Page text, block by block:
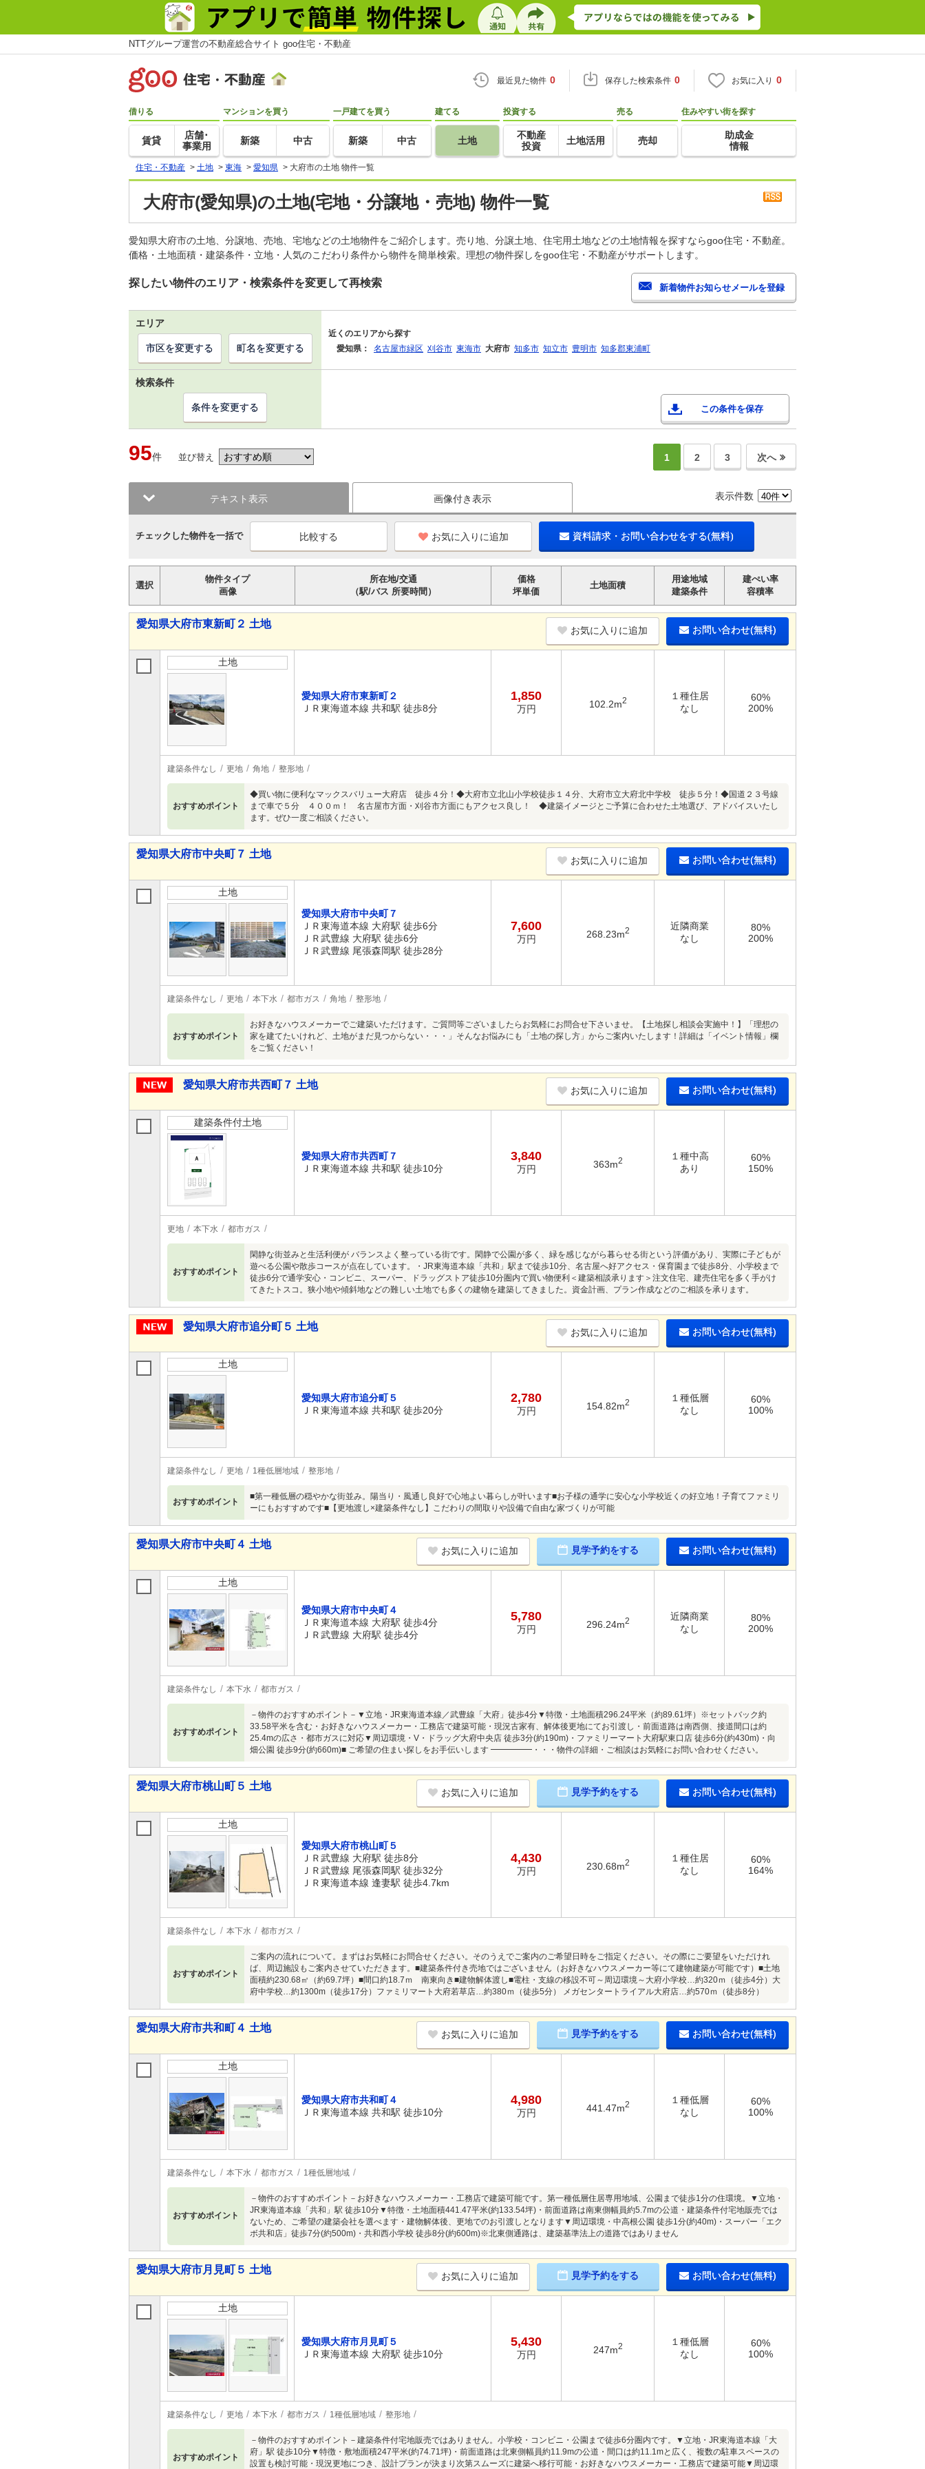
NTTグループ運営の不動産総合サイト goo住宅・不動産
最近見た物件 0 保存した検索条件 0 お気に入り 0
借りる
賃貸
店舗･
事業用
マンションを買う
新築 中古
一戸建てを買う
新築 中古
建てる
土地
投資する
不動産
投資
土地活用
売る
売却
住みやすい街を探す
助成金
情報
住宅・不動産 > 土地 > 東海 > 愛知県 > 大府市の土地 物件一覧
大府市(愛知県)の土地(宅地・分譲地・売地) 物件一覧
愛知県大府市の土地、分譲地、売地、宅地などの土地物件をご紹介します。売り地、分譲土地、住宅用土地などの土地情報を探すならgoo住宅・不動産。
価格・土地面積・建築条件・立地・人気のこだわり条件から物件を簡単検索。理想の物件探しをgoo住宅・不動産がサポートします。
探したい物件のエリア・検索条件を変更して再検索
エリア
近くのエリアから探す
愛知県：
名古屋市緑区 刈谷市 東海市 大府市 知多市 知立市 豊明市 知多郡東浦町
市区を変更する 町名を変更する
検索条件
この条件を保存
条件を変更する
95件 並び替え 1 2 3 次へ
テキスト表示 画像付き表示 表示件数
チェックした物件を一括で お気に入りに追加 資料請求・お問い合わせをする(無料)
選択
物件タイプ
画像
所在地/交通
（駅/バス 所要時間）
価格
坪単価
土地面積
用途地域
建築条件
建ぺい率
容積率
愛知県大府市東新町２ 土地
お気に入りに追加 お問い合わせ(無料)
土地
愛知県大府市東新町２
ＪＲ東海道本線 共和駅 徒歩8分
1,850
万円 102.2m2
１種住居
なし
60%
200%
建築条件なし 更地 角地 整形地
おすすめポイント
◆買い物に便利なマックスバリュー大府店 徒歩４分！◆大府市立北山小学校徒歩１４分、大府市立大府北中学校 徒歩５分！◆国道２３号線
まで車で５分 ４００ｍ！ 名古屋市方面・刈谷市方面にもアクセス良し！ ◆建築イメージとご予算に合わせた土地選び、アドバイスいたし
ます。ぜひ一度ご相談ください。
愛知県大府市中央町７ 土地
お気に入りに追加 お問い合わせ(無料)
土地
愛知県大府市中央町７
ＪＲ東海道本線 大府駅 徒歩6分
ＪＲ武豊線 大府駅 徒歩6分
ＪＲ武豊線 尾張森岡駅 徒歩28分
7,600
万円 268.23m2
近隣商業
なし
80%
200%
建築条件なし 更地 本下水 都市ガス 角地 整形地
おすすめポイント
お好きなハウスメーカーでご建築いただけます。ご質問等ございましたらお気軽にお問合せ下さいませ。【土地探し相談会実施中！】「理想の
家を建てたいけれど、土地がまだ見つからない・・・」そんなお悩みにも「土地の探し方」からご案内いたします！詳細は「イベント情報」欄
をご覧ください！
愛知県大府市共西町７ 土地 お気に入りに追加 お問い合わせ(無料)
建築条件付土地
愛知県大府市共西町７
ＪＲ東海道本線 共和駅 徒歩10分
3,840
万円 363m2
１種中高
あり
60%
150%
更地 本下水 都市ガス
おすすめポイント
閑静な街並みと生活利便が バランスよく整っている街です。閑静で公園が多く、緑を感じながら暮らせる街という評価があり、実際に子どもが
遊べる公園や散歩コースが点在しています。・JR東海道本線「共和」駅まで徒歩10分、名古屋へ好アクセス・保育園まで徒歩8分、小学校まで
徒歩6分で通学安心・コンビニ、スーパー、ドラッグストア徒歩10分圏内で買い物便利＜建築相談承ります＞注文住宅、建売住宅を多く手がけ
てきたトスコ。狭小地や傾斜地などの難しい土地でも多くの建物を建築してきました。資金計画、プラン作成などのご相談を承ります。
愛知県大府市追分町５ 土地 お気に入りに追加 お問い合わせ(無料)
土地
愛知県大府市追分町５
ＪＲ東海道本線 共和駅 徒歩20分
2,780
万円 154.82m2
１種低層
なし
60%
100%
建築条件なし 更地 1種低層地域 整形地
おすすめポイント
■第一種低層の穏やかな街並み。陽当り・風通し良好で心地よい暮らしが叶います■お子様の通学に安心な小学校近くの好立地！子育てファミリ
ーにもおすすめです■【更地渡し×建築条件なし】こだわりの間取りや設備で自由な家づくりが可能
愛知県大府市中央町４ 土地
お気に入りに追加 見学予約をする お問い合わせ(無料)
土地
愛知県大府市中央町４
ＪＲ東海道本線 大府駅 徒歩4分
ＪＲ武豊線 大府駅 徒歩4分
5,780
万円 296.24m2
近隣商業
なし
80%
200%
建築条件なし 本下水 都市ガス
おすすめポイント
－物件のおすすめポイント－▼立地・JR東海道本線／武豊線「大府」徒歩4分▼特徴・土地面積296.24平米（約89.61坪）※セットバック約
33.58平米を含む・お好きなハウスメーカー・工務店で建築可能・現況古家有、解体後更地にてお引渡し・前面道路は南西側、接道間口は約
25.4mの広さ・都市ガスに対応▼周辺環境・V・ドラッグ大府中央店 徒歩3分(約190m)・ファミリーマート大府駅東口店 徒歩6分(約430m)・向
畑公園 徒歩9分(約660m)■ ご希望の住まい探しをお手伝いします ━━━━━・・・物件の詳細・ご相談はお気軽にお問い合わせください。
愛知県大府市桃山町５ 土地
お気に入りに追加 見学予約をする お問い合わせ(無料)
土地
愛知県大府市桃山町５
ＪＲ武豊線 大府駅 徒歩8分
ＪＲ武豊線 尾張森岡駅 徒歩32分
ＪＲ東海道本線 逢妻駅 徒歩4.7km
4,430
万円 230.68m2
１種住居
なし
60%
164%
建築条件なし 本下水 都市ガス
おすすめポイント
ご案内の流れについて。まずはお気軽にお問合せください。そのうえでご案内のご希望日時をご指定ください。その際にご要望をいただけれ
ば、周辺施設もご案内させていただきます。■建築条件付き売地ではございません（お好きなハウスメーカー等にて建物建築が可能です）■土地
面積約230.68㎡（約69.7坪）■間口約18.7ｍ 南東向き■建物解体渡し■電柱・支線の移設不可～周辺環境～大府小学校…約320ｍ（徒歩4分）大
府中学校…約1300m（徒歩17分）ファミリマート大府若草店…約380ｍ（徒歩5分） メガセンタートライアル大府店…約570ｍ（徒歩8分）
愛知県大府市共和町４ 土地
お気に入りに追加 見学予約をする お問い合わせ(無料)
土地
愛知県大府市共和町４
ＪＲ東海道本線 共和駅 徒歩10分
4,980
万円 441.47m2
１種低層
なし
60%
100%
建築条件なし 本下水 都市ガス 1種低層地域
おすすめポイント
－物件のおすすめポイント－お好きなハウスメーカー・工務店で建築可能です。第一種低層住居専用地域、公園まで徒歩1分の住環境。▼立地・
JR東海道本線「共和」駅 徒歩10分▼特徴・土地面積441.47平米(約133.54坪)・前面道路は南東側幅員約5.7mの公道・建築条件付宅地販売では
ないため、ご希望の建築会社を選べます・建物解体後、更地でのお引渡しとなります▼周辺環境・中高根公園 徒歩1分(約40m)・スーパー「エク
ボ共和店」徒歩7分(約500m)・共和西小学校 徒歩8分(約600m)※北東側通路は、建築基準法上の道路ではありません
愛知県大府市月見町５ 土地
お気に入りに追加 見学予約をする お問い合わせ(無料)
土地
愛知県大府市月見町５
ＪＲ東海道本線 大府駅 徒歩10分
5,430
万円 247m2
１種低層
なし
60%
100%
建築条件なし 更地 本下水 都市ガス 1種低層地域 整形地
おすすめポイント
－物件のおすすめポイント－建築条件付宅地販売ではありません。小学校・コンビニ・公園まで徒歩6分圏内です。▼立地・JR東海道本線「大
府」駅 徒歩10分▼特徴・敷地面積247平米(約74.71坪)・前面道路は北東側幅員約11.9mの公道・間口は約11.1mと広く、複数の駐車スペースの
設置も検討可能・現況更地につき、設計プランが決まり次第スムーズに建築へ移行可能・お好きなハウスメーカー・工務店で建築可能▼周辺環